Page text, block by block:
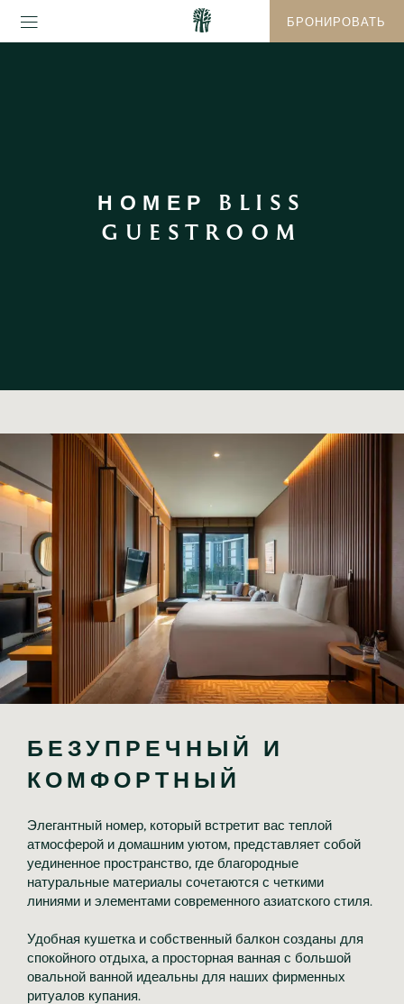
БРОНИРОВАТЬ
НОМЕР BLISS
GUESTROOM
БЕЗУПРЕЧНЫЙ И
КОМФОРТНЫЙ
Элегантный номер, который встретит вас теплой
атмосферой и домашним уютом, представляет собой
уединенное пространство, где благородные
натуральные материалы сочетаются с четкими
линиями и элементами современного азиатского стиля.
Удобная кушетка и собственный балкон созданы для
спокойного отдыха, а просторная ванная с большой
овальной ванной идеальны для наших фирменных
ритуалов купания.